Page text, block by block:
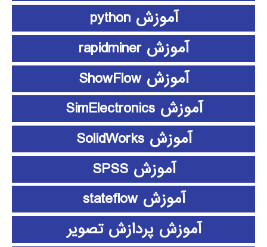
آموزش python
آموزش rapidminer
آموزش ShowFlow
آموزش SimElectronics
آموزش SolidWorks
آموزش SPSS
آموزش stateflow
آموزش پردازش تصویر